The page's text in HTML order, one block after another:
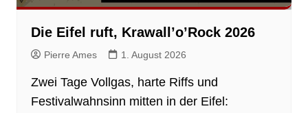
Die Eifel ruft, Krawall’o’Rock 2026
Pierre Ames 1. August 2026
Zwei Tage Vollgas, harte Riffs und
Festivalwahnsinn mitten in der Eifel: